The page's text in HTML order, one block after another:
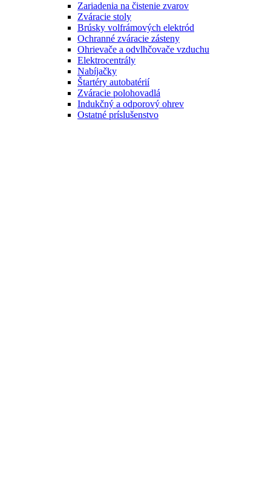
Zariadenia na čistenie zvarov
Zváracie stoly
Brúsky volfrámových elektród
Ochranné zváracie zásteny
Ohrievače a odvlhčovače vzduchu
Elektrocentrály
Nabíjačky
Štartéry autobatérií
Zváracie polohovadlá
Indukčný a odporový ohrev
Ostatné príslušenstvo